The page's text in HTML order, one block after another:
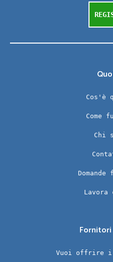
Cos'è
Come
Chi
Lavora
Vuoi offrire i